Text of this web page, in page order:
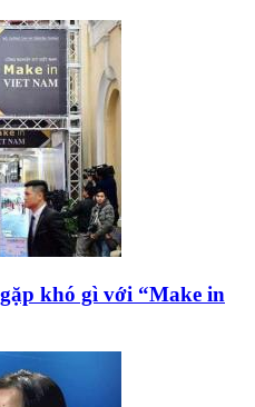
khó gì với “Make in